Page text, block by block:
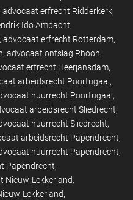
advocaat erfrecht Ridderkerk
Ido Ambacht
advocaat erfrecht Rotterdam
advocaat ontslag Rhoon
erfrecht Heerjansdam
arbeidsrecht Poortugaal
huurrecht Poortugaal
arbeidsrecht Sliedrecht
huurrecht Sliedrecht
arbeidsrecht Papendrecht
huurrecht Papendrecht
Papendrecht
Nieuw-Lekkerland
Lekkerland